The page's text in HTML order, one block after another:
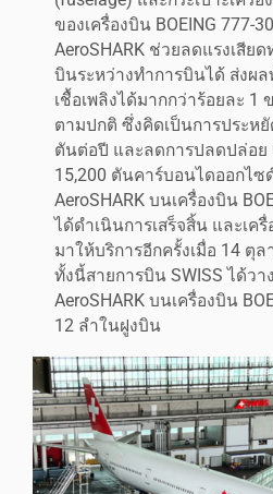
ของเครื่องบิน BOEING 777-
AeroSHARK ช่วยลดแรงเสีย
บินระหว่างทำการบินได้ ส่งผ
เชื้อเพลิงได้มากกว่าร้อยละ 1
ตามปกติ ซึ่งคิดเป็นการประหยั
ตันต่อปี และลดการปลดปล่อย
15,200 ตันคาร์บอนไดออกไซ
AeroSHARK บนเครื่องบิน
ได้ดำเนินการเสร็จสิ้น และเค
มาให้บริการอีกครั้งเมื่อ 14 ตุ
ทั้งนี้สายการบิน SWISS ได้ว
AeroSHARK บนเครื่องบิน
12 ลำในฝูงบิน